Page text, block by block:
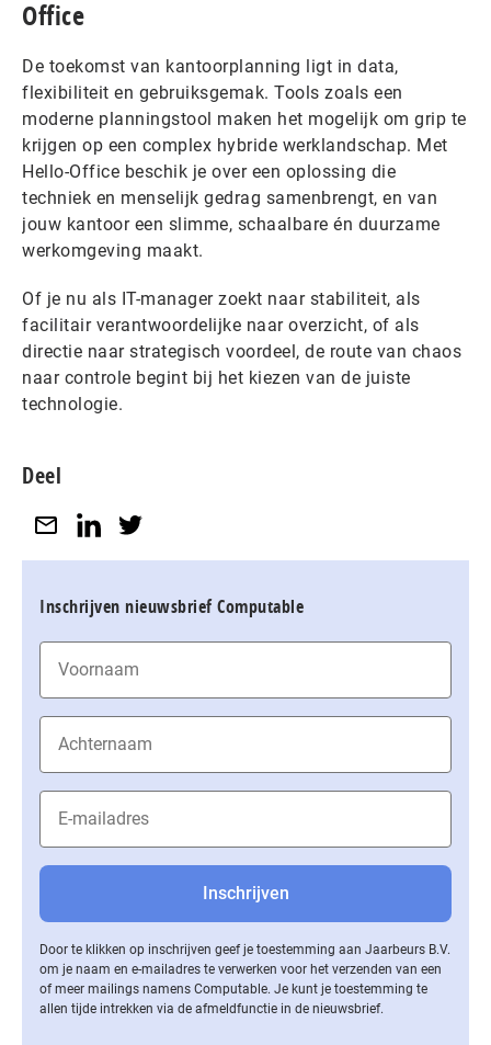
Office
De toekomst van kantoorplanning ligt in data,
flexibiliteit en gebruiksgemak. Tools zoals een
moderne planningstool maken het mogelijk om grip te
krijgen op een complex hybride werklandschap. Met
Hello-Office beschik je over een oplossing die
techniek en menselijk gedrag samenbrengt, en van
jouw kantoor een slimme, schaalbare én duurzame
werkomgeving maakt.
Of je nu als IT-manager zoekt naar stabiliteit, als
facilitair verantwoordelijke naar overzicht, of als
directie naar strategisch voordeel, de route van chaos
naar controle begint bij het kiezen van de juiste
technologie.
Deel
Inschrijven nieuwsbrief Computable
Door te klikken op inschrijven geef je toestemming aan Jaarbeurs B.V.
om je naam en e-mailadres te verwerken voor het verzenden van een
of meer mailings namens Computable. Je kunt je toestemming te
allen tijde intrekken via de af­meld­func­tie in de nieuwsbrief.